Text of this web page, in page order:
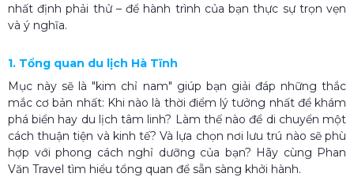
nhất định phải thử – để hành trình của bạn thực sự trọn vẹn
và ý nghĩa.
1. Tổng quan du lịch Hà Tĩnh
Mục này sẽ là "kim chỉ nam" giúp bạn giải đáp những thắc
mắc cơ bản nhất: Khi nào là thời điểm lý tưởng nhất để khám
phá biển hay du lịch tâm linh? Làm thế nào để di chuyển một
cách thuận tiện và kinh tế? Và lựa chọn nơi lưu trú nào sẽ phù
hợp với phong cách nghỉ dưỡng của bạn? Hãy cùng Phan
Văn Travel tìm hiểu tổng quan để sẵn sàng khởi hành.